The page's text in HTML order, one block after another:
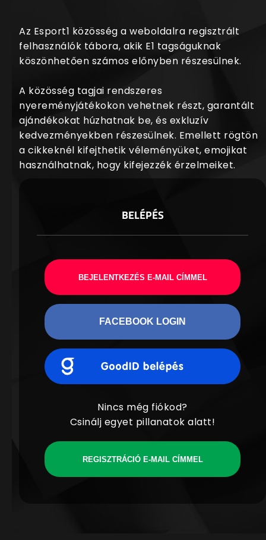
Az Esport1 közösség a weboldalra regisztrált
felhasználók tábora, akik E1 tagságuknak
köszönhetően számos előnyben részesülnek.
A közösség tagjai rendszeres
nyereményjátékokon vehetnek részt, garantált
ajándékokat húzhatnak be, és exkluzív
kedvezményekben részesülnek. Emellett rögtön
a cikkeknél kifejthetik véleményüket, emojikat
használhatnak, hogy kifejezzék érzelmeiket.
BELÉPÉS
BEJELENTKEZÉS E-MAIL CÍMMEL
FACEBOOK LOGIN
Nincs még fiókod?
Csinálj egyet pillanatok alatt!
REGISZTRÁCIÓ E-MAIL CÍMMEL